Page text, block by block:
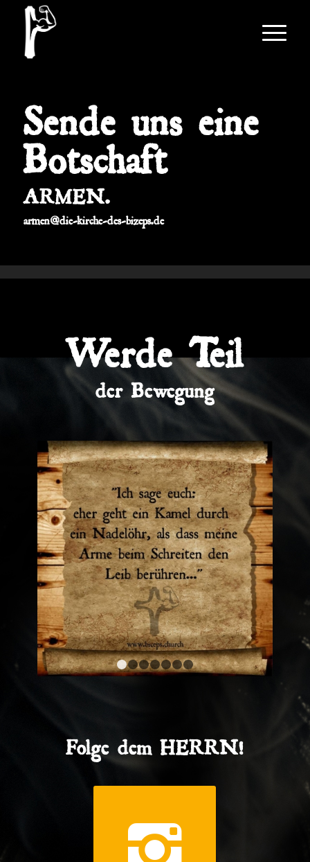
Sende uns eine
Botschaft
ARMEN.
armen@die-kirche-des-bizeps.de
Werde Teil
der Bewegung
1 2 3 4 5 6 7
Folge dem HERRN!